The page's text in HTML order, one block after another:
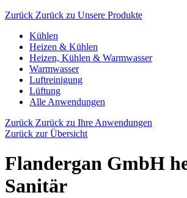
Zurück Zurück zu Unsere Produkte
Kühlen
Heizen & Kühlen
Heizen, Kühlen & Warmwasser
Warmwasser
Luftreinigung
Lüftung
Alle Anwendungen
Zurück Zurück zu Ihre Anwendungen
Zurück zur Übersicht
Flandergan GmbH
Sanitär